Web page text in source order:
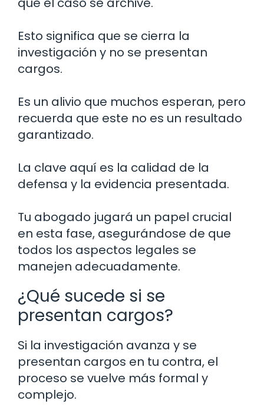
Esto significa que se cierra la
investigación y no se presentan
cargos.
Es un alivio que muchos esperan, pero
recuerda que este no es un resultado
garantizado.
La clave aquí es la calidad de la
defensa y la evidencia presentada.
Tu abogado jugará un papel crucial
en esta fase, asegurándose de que
todos los aspectos legales se
manejen adecuadamente.
¿Qué sucede si se
presentan cargos?
Si la investigación avanza y se
presentan cargos en tu contra, el
proceso se vuelve más formal y
complejo.